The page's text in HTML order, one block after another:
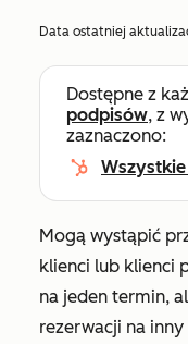
Data ostatniej
Dostępne z
podpisów, z
zaznaczono:
Mogą wystąpić
klienci lub klienci
na jeden termin,
rezerwacji na inny